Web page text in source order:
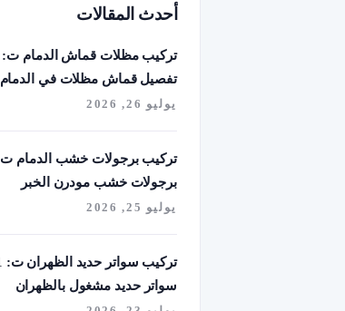
أحدث المقالات
تفصيل قماش مظلات في الدمام
يوليو 26, 2026
برجولات خشب مودرن الخبر
يوليو 25, 2026
سواتر حديد مشغول بالظهران